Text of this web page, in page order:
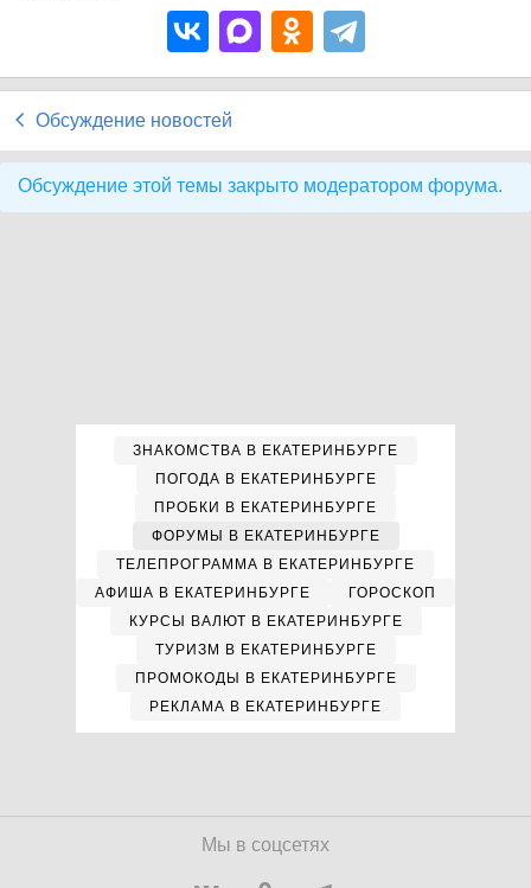
Обсуждение новостей
Обсуждение этой темы закрыто модератором форума.
ЗНАКОМСТВА В ЕКАТЕРИНБУРГЕ
ПОГОДА В ЕКАТЕРИНБУРГЕ
ПРОБКИ В ЕКАТЕРИНБУРГЕ
ФОРУМЫ В ЕКАТЕРИНБУРГЕ
ТЕЛЕПРОГРАММА В ЕКАТЕРИНБУРГЕ
АФИША В ЕКАТЕРИНБУРГЕ
ГОРОСКОП
КУРСЫ ВАЛЮТ В ЕКАТЕРИНБУРГЕ
ТУРИЗМ В ЕКАТЕРИНБУРГЕ
ПРОМОКОДЫ В ЕКАТЕРИНБУРГЕ
РЕКЛАМА В ЕКАТЕРИНБУРГЕ
Мы в соцсетях